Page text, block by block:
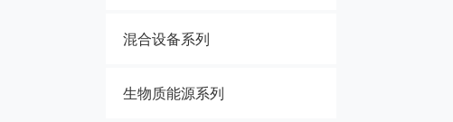
混合设备系列
生物质能源系列